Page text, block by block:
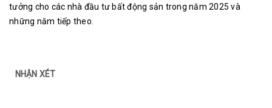
tưởng cho các nhà đầu tư bất động sản trong năm 2025 và
những năm tiếp theo.
NHẬN XÉT